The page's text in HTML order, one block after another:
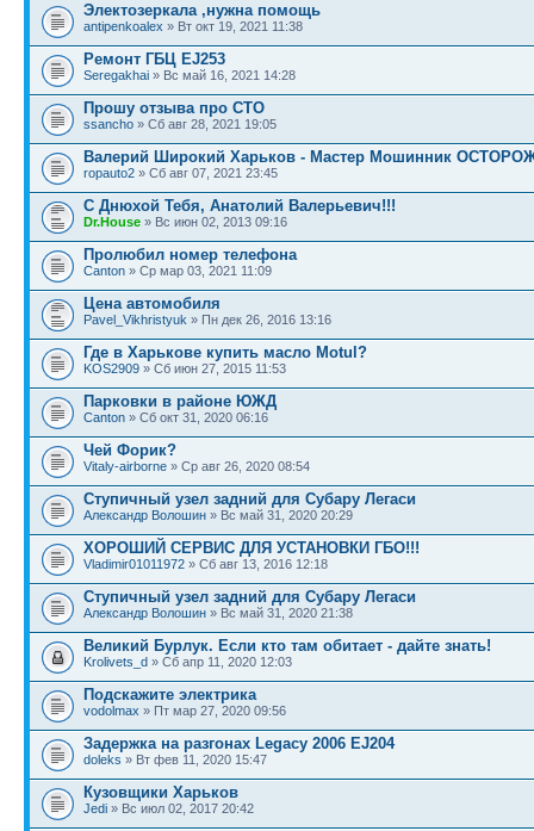
Электозеркала ,нужна помощь
antipenkoalex » Вт окт 19, 2021 11:38
Ремонт ГБЦ EJ253
Seregakhai » Вс май 16, 2021 14:28
Прошу отзыва про СТО
ssancho » Сб авг 28, 2021 19:05
Валерий Широкий Харьков - Мастер Мошинник
ropauto2 » Сб авг 07, 2021 23:45
С Днюхой Тебя, Анатолий Валерьевич!!!
Dr.House » Вс июн 02, 2013 09:16
Пролюбил номер телефона
Canton » Ср мар 03, 2021 11:09
Цена автомобиля
Pavel_Vikhristyuk » Пн дек 26, 2016 13:16
Где в Харькове купить масло Motul?
KOS2909 » Сб июн 27, 2015 11:53
Парковки в районе ЮЖД
Canton » Сб окт 31, 2020 06:16
Чей Форик?
Vitaly-airborne » Ср авг 26, 2020 08:54
Ступичный узел задний для Субару Легаси
Александр Волошин » Вс май 31, 2020 20:29
ХОРОШИЙ СЕРВИС ДЛЯ УСТАНОВКИ ГБО!!!
Vladimir01011972 » Сб авг 13, 2016 12:18
Ступичный узел задний для Субару Легаси
Александр Волошин » Вс май 31, 2020 21:38
Великий Бурлук. Если кто там обитает - дайте знать!
Krolivets_d » Сб апр 11, 2020 12:03
Подскажите электрика
vodolmax » Пт мар 27, 2020 09:56
Задержка на разгонах Legacy 2006 EJ204
doleks » Вт фев 11, 2020 15:47
Кузовщики Харьков
Jedi » Вс июл 02, 2017 20:42